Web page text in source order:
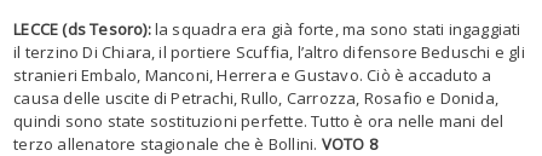
LECCE (ds Tesoro):la squadra era già forte, ma sono stati ingaggiati
il terzino Di Chiara, il portiere Scuffia, l’altro difensore Beduschi e gli
stranieri Embalo, Manconi, Herrera e Gustavo. Ciò è accaduto a
causa delle uscite di Petrachi, Rullo, Carrozza, Rosafio e Donida,
quindi sono state sostituzioni perfette. Tutto è ora nelle mani del
terzo allenatore stagionale che è Bollini. VOTO 8